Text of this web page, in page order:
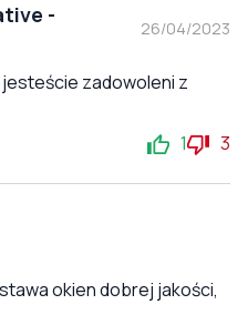
-
26/04/2023
zadowoleni z
1 3
okien dobrej jakości,